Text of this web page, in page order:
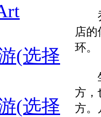
(选择
(选择
乔
店
环。
坐
方，
方。